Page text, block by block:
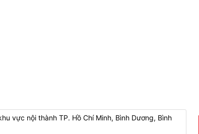
vực nội thành TP. Hồ Chí Minh, Bình Dương, Bình